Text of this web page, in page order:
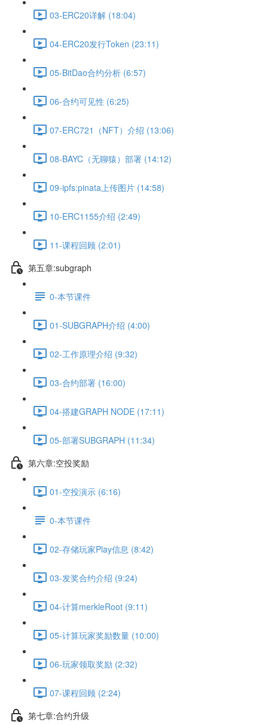
03-ERC20详解 (18:04)
04-ERC20发行Token (23:11)
05-BitDao合约分析 (6:57)
06-合约可见性 (6:25)
07-ERC721（NFT）介绍 (13:06)
08-BAYC（无聊猿）部署 (14:12)
09-ipfs:pinata上传图片 (14:58)
10-ERC1155介绍 (2:49)
11-课程回顾 (2:01)
第五章:subgraph
0-本节课件
01-SUBGRAPH介绍 (4:00)
02-工作原理介绍 (9:32)
03-合约部署 (16:00)
04-搭建GRAPH NODE (17:11)
05-部署SUBGRAPH (11:34)
第六章:空投奖励
01-空投演示 (6:16)
0-本节课件
02-存储玩家Play信息 (8:42)
03-发奖合约介绍 (9:24)
04-计算merkleRoot (9:11)
05-计算玩家奖励数量 (10:00)
06-玩家领取奖励 (2:32)
07-课程回顾 (2:24)
第七章:合约升级